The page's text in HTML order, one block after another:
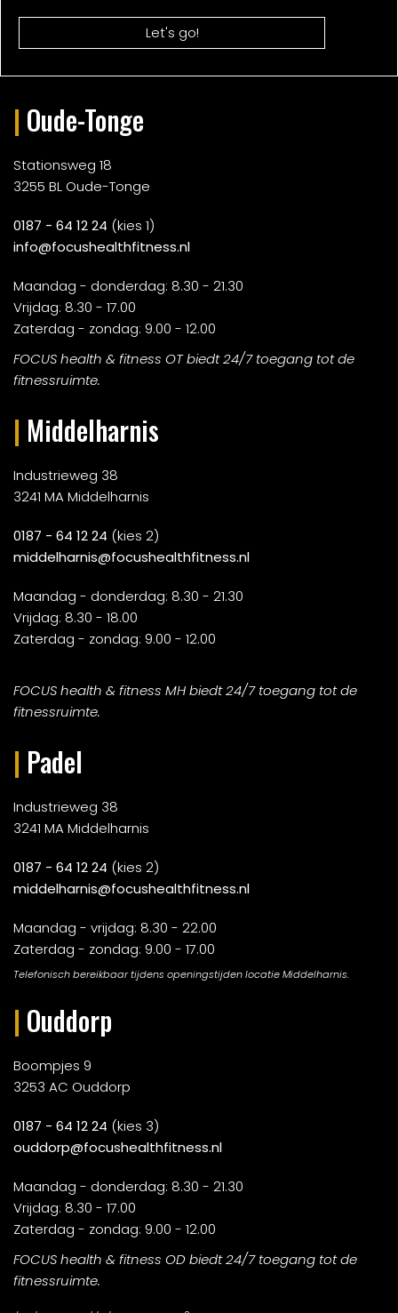
| Oude-Tonge
Stationsweg 18
3255 BL Oude-Tonge
0187 - 64 12 24 (kies 1)
info@focushealthfitness.nl
Maandag - donderdag: 8.30 - 21.30
Vrijdag: 8.30 - 17.00
Zaterdag - zondag: 9.00 - 12.00
FOCUS health & fitness OT biedt 24/7 toegang tot de
fitnessruimte.
| Middelharnis
Industrieweg 38
3241 MA Middelharnis
0187 - 64 12 24 (kies 2)
middelharnis@focushealthfitness.nl
Maandag - donderdag: 8.30 - 21.30
Vrijdag: 8.30 - 18.00
Zaterdag - zondag: 9.00 - 12.00
FOCUS health & fitness MH biedt 24/7 toegang tot de
fitnessruimte.
| Padel
Industrieweg 38
3241 MA Middelharnis
0187 - 64 12 24 (kies 2)
middelharnis@focushealthfitness.nl
Maandag - vrijdag: 8.30 - 22.00
Zaterdag - zondag: 9.00 - 17.00
Telefonisch bereikbaar tijdens openingstijden locatie Middelharnis.
| Ouddorp
Boompjes 9
3253 AC Ouddorp
0187 - 64 12 24 (kies 3)
ouddorp@focushealthfitness.nl
Maandag - donderdag: 8.30 - 21.30
Vrijdag: 8.30 - 17.00
Zaterdag - zondag: 9.00 - 12.00
FOCUS health & fitness OD biedt 24/7 toegang tot de
fitnessruimte.